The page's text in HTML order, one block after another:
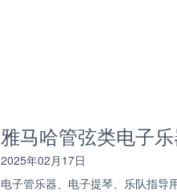
雅马哈管弦类电子
2025年02月17日
电子管乐器、电子提琴、乐队指导